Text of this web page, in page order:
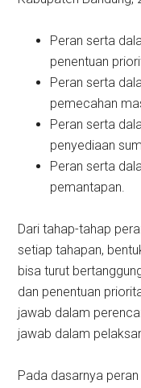
Peran serta
penentuan
Peran serta
pemecahan
Peran serta
penyediaan
Peran serta
pemantapan.
Dari tahap-tahap
setiap tahapan,
bisa turut
dan penentuan
jawab dalam
jawab dalam
Pada dasarnya